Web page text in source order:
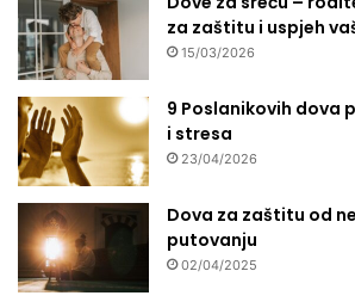
za zaštitu i uspjeh
15/03/2026
9 Poslanikovih dova
i stresa
23/04/2026
Dova za zaštitu od
putovanju
02/04/2025